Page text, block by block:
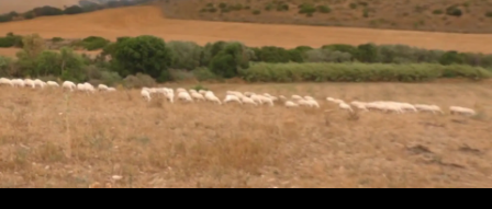
SASSARI E PROVINCIA
GALLURA
NUORO E PROVINCIA
OGLIASTRA
AGENDA